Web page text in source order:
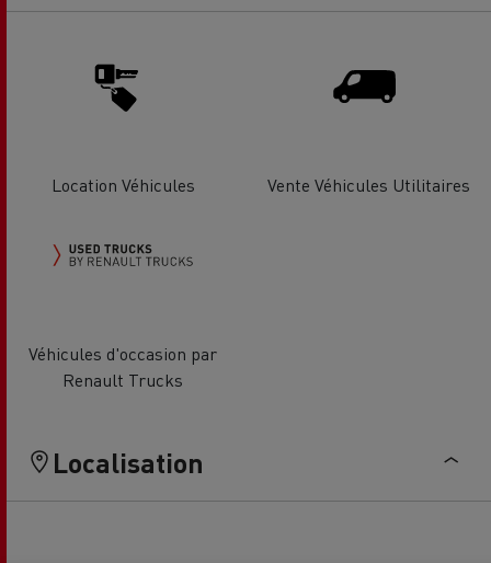
Location Véhicules Vente Véhicules Utilitaires
Véhicules d'occasion par
Renault Trucks
Localisation